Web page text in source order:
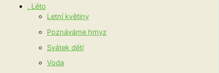
. Léto
Letní květiny
Poznáváme hmyz
Svátek dětí
Voda